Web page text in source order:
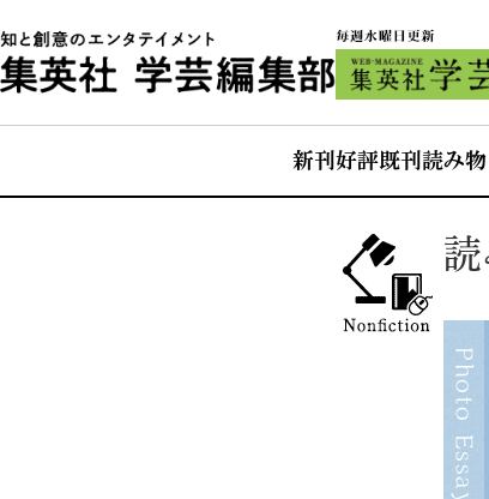
新刊 好評既刊 読み